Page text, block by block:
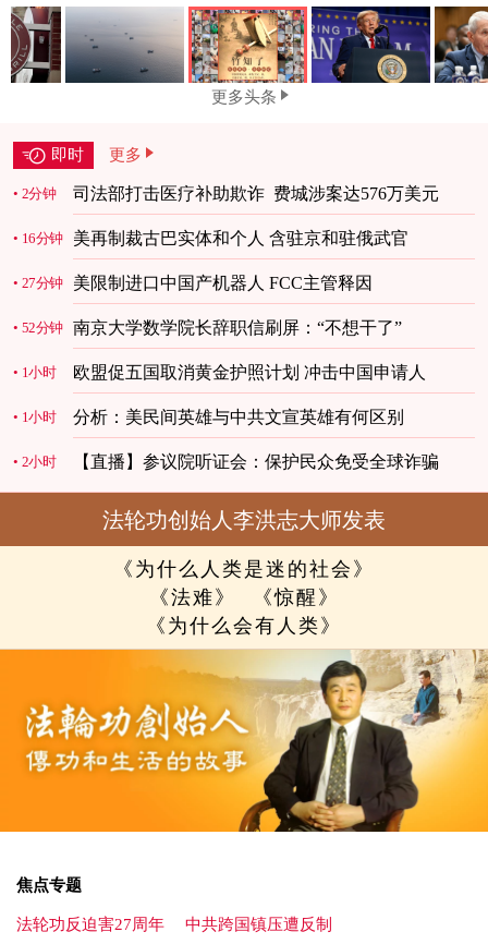
更多头条
即时 更多
2分钟 司法部打击医疗补助欺诈 费城涉案达576万美元
16分钟 美再制裁古巴实体和个人 含驻京和驻俄武官
27分钟 美限制进口中国产机器人 FCC主管释因
52分钟 南京大学数学院长辞职信刷屏：“不想干了”
1小时 欧盟促五国取消黄金护照计划 冲击中国申请人
1小时 分析：美民间英雄与中共文宣英雄有何区别
2小时 【直播】参议院听证会：保护民众免受全球诈骗
法轮功创始人李洪志大师发表
《为什么人类是迷的社会》
《法难》
《惊醒》
《为什么会有人类》
焦点专题
法轮功反迫害27周年 中共跨国镇压遭反制